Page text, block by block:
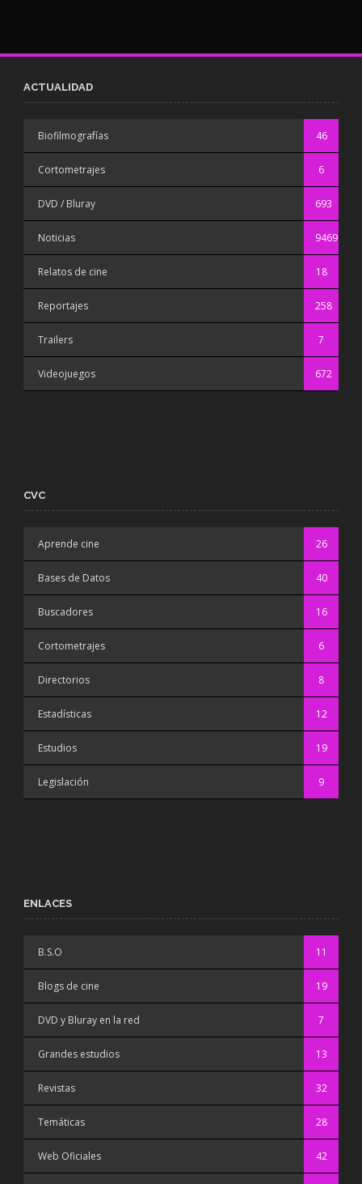
ACTUALIDAD
Biofilmografías 46
Cortometrajes 6
DVD / Bluray 693
Noticias 9469
Relatos de cine 18
Reportajes 258
Trailers 7
Videojuegos 672
CVC
Aprende cine 26
Bases de Datos 40
Buscadores 16
Cortometrajes 6
Directorios 8
Estadísticas 12
Estudios 19
Legislación 9
ENLACES
B.S.O 11
Blogs de cine 19
DVD y Bluray en la red 7
Grandes estudios 13
Revistas 32
Temáticas 28
Web Oficiales 42